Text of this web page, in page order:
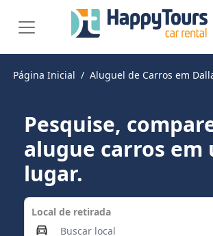
Página Inicial Aluguel de Carros em
Pesquise,
alugue carros em
lugar.
Local de retirada